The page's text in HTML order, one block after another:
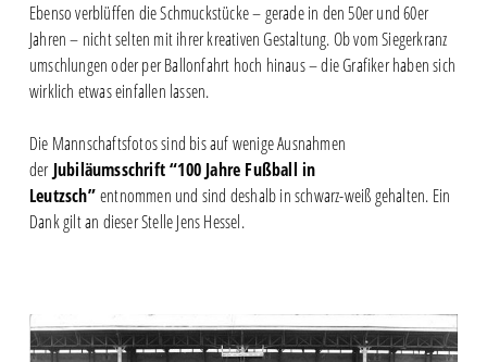
Ebenso verblüffen die Schmuckstücke – gerade in den 50er und 60er
Jahren – nicht selten mit ihrer kreativen Gestaltung. Ob vom Siegerkranz
umschlungen oder per Ballonfahrt hoch hinaus – die Grafiker haben sich
wirklich etwas einfallen lassen.
Die Mannschaftsfotos sind bis auf wenige Ausnahmen
der Jubiläumsschrift “100 Jahre Fußball in
Leutzsch”entnommen und sind deshalb in schwarz-weiß gehalten. Ein
Dank gilt an dieser Stelle Jens Hessel.